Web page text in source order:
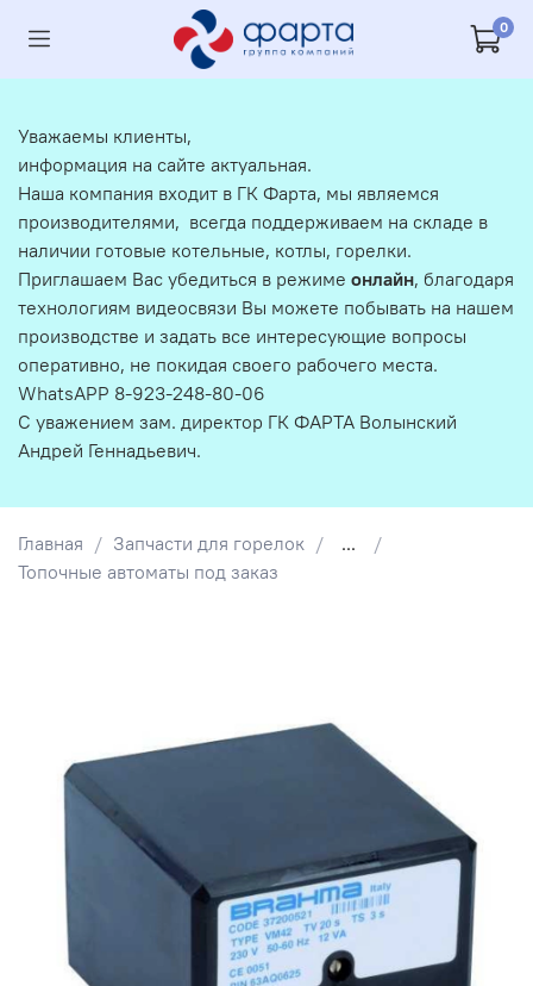
0
Главная Запчасти для горелок
...
Топочные автоматы под заказ
Уважаемы клиенты,
информация на сайте актуальная.
Наша компания входит в ГК Фарта, мы являемся
производителями, всегда поддерживаем на складе в
наличии готовые котельные, котлы, горелки.
Приглашаем Вас убедиться в режиме онлайн, благодаря
технологиям видеосвязи Вы можете побывать на нашем
производстве и задать все интересующие вопросы
оперативно, не покидая своего рабочего места.
WhatsAPP 8-923-248-80-06
С уважением зам. директор ГК ФАРТА Волынский
Андрей Геннадьевич.